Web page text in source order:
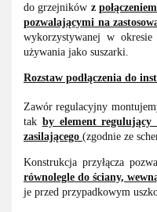
do grzejników z
pozwalającymi na
wykorzystywanej w
używania jako suszarki.
Rozstaw podłączenia do
Zawór regulacyjny
tak by element regulujący
zasilającego (zgodnie ze
Konstrukcja przyłącza
równolegle do ściany,
je przed przypadkowym